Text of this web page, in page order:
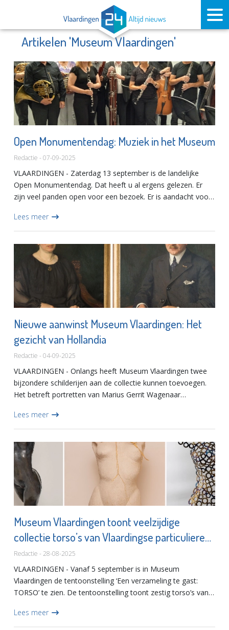
Artikelen 'Museum Vlaardingen'
Open Monumentendag: Muziek in het Museum
Redactie - 07-09-2025
VLAARDINGEN - Zaterdag 13 september is de landelijke
Open Monumentendag. Dat heeft u al ergens gelezen. Er
zijn veel panden open voor een bezoek. Er is aandacht voor
klaar, maar...
Lees meer
Nieuwe aanwinst Museum Vlaardingen: Het
gezicht van Hollandia
Redactie - 04-09-2025
VLAARDINGEN - Onlangs heeft Museum Vlaardingen twee
bijzondere schilderijen aan de collectie kunnen toevoegen.
Het betreft portretten van Marius Gerrit Wagenaar
Wagenaar H...
Lees meer
Museum Vlaardingen toont veelzijdige
collectie torso’s van Vlaardingse particuliere
verzamelaar
Redactie - 28-08-2025
VLAARDINGEN - Vanaf 5 september is in Museum
Vlaardingen de tentoonstelling ‘Een verzameling te gast:
TORSO’ te zien. De tentoonstelling toont zestig torso’s van
Vlaardingse...
Lees meer